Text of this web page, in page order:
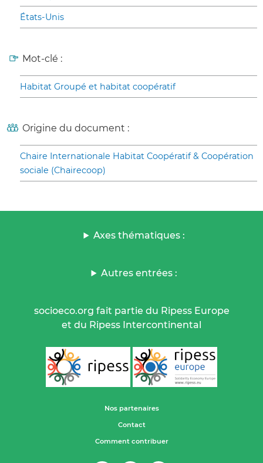
États-Unis
Mot-clé :
Habitat Groupé et habitat coopératif
Origine du document :
Chaire Internationale Habitat Coopératif & Coopération
sociale (Chairecoop)
Axes thématiques :
Autres entrées :
socioeco.org fait partie du Ripess Europe
et du Ripess Intercontinental
Nos partenaires
Contact
Comment contribuer